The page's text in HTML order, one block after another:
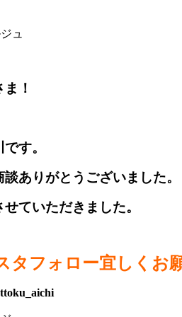
ュ
！
す。
ありがとうございました。
ていただきました。
タフォロー宜しくお